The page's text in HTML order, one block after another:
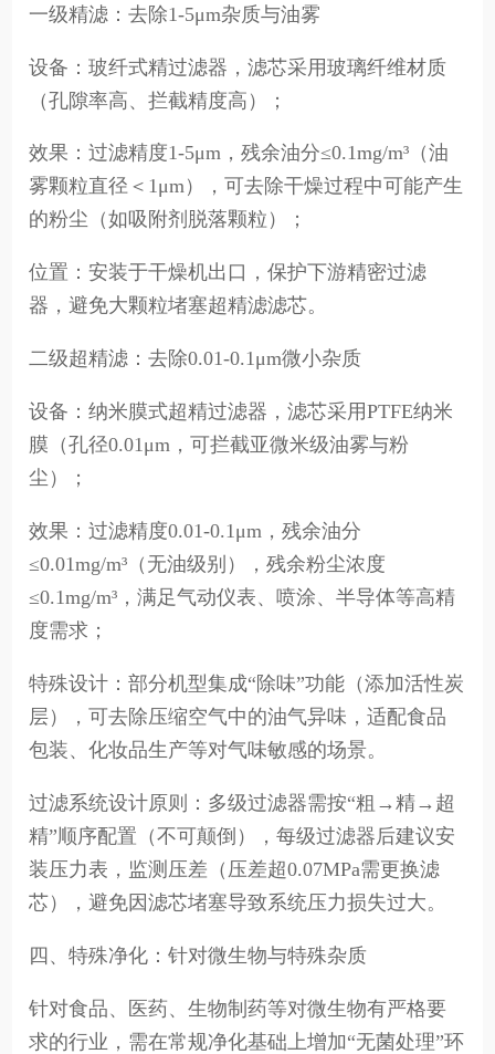
一级精滤：去除1-5μm杂质与油雾
设备：玻纤式精过滤器，滤芯采用玻璃纤维材质
（孔隙率高、拦截精度高）；
效果：过滤精度1-5μm，残余油分≤0.1mg/m³（油
雾颗粒直径＜1μm），可去除干燥过程中可能产生
的粉尘（如吸附剂脱落颗粒）；
位置：安装于干燥机出口，保护下游精密过滤
器，避免大颗粒堵塞超精滤滤芯。
二级超精滤：去除0.01-0.1μm微小杂质
设备：纳米膜式超精过滤器，滤芯采用PTFE纳米
膜（孔径0.01μm，可拦截亚微米级油雾与粉
尘）；
效果：过滤精度0.01-0.1μm，残余油分
≤0.01mg/m³（无油级别），残余粉尘浓度
≤0.1mg/m³，满足气动仪表、喷涂、半导体等高精
度需求；
特殊设计：部分机型集成“除味”功能（添加活性炭
层），可去除压缩空气中的油气异味，适配食品
包装、化妆品生产等对气味敏感的场景。
过滤系统设计原则：多级过滤器需按“粗→精→超
精”顺序配置（不可颠倒），每级过滤器后建议安
装压力表，监测压差（压差超0.07MPa需更换滤
芯），避免因滤芯堵塞导致系统压力损失过大。
四、特殊净化：针对微生物与特殊杂质
针对食品、医药、生物制药等对微生物有严格要
求的行业，需在常规净化基础上增加“无菌处理”环